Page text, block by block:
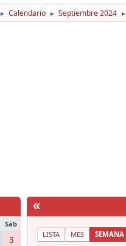
► Calendario ► Septiembre 2024 ►
Sáb
3
«
LISTA MES SEMANA